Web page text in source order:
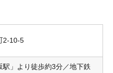
2-10-5
」より徒歩約3分／地下鉄